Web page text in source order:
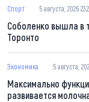
Спорт 5 августа, 2026
Соболенко вышла в
Торонто
Экономика 5 августа,
Максимально
развивается